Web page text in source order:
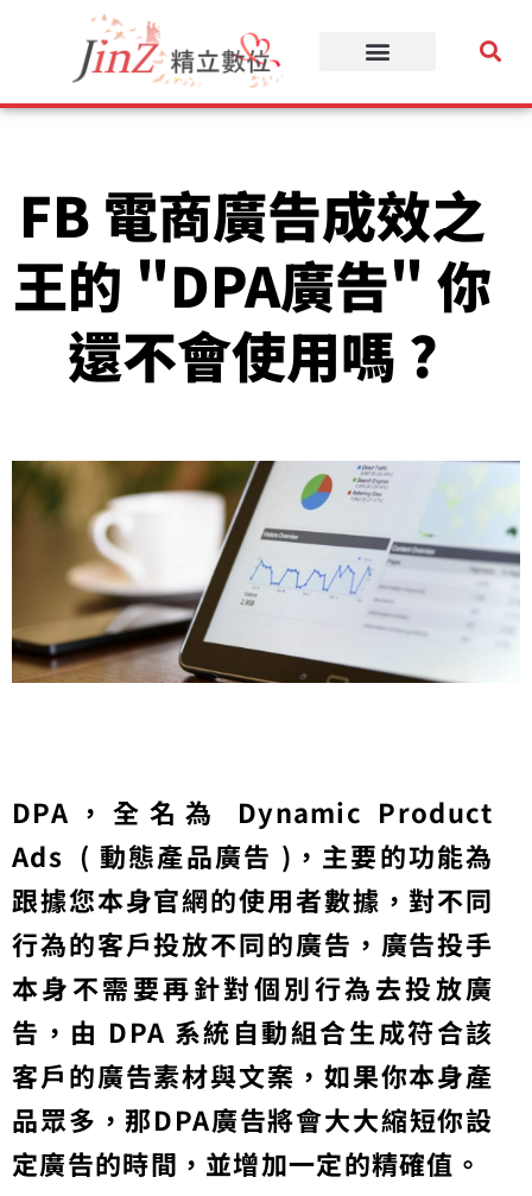
要
FB 電商廣告成效之
王的 "DPA廣告" 你
還不會使用嗎 ?
DPA，全名為 Dynamic Product
Ads ( 動態產品廣告 )，主要的功能為
跟據您本身官網的使用者數據，對不同
行為的客戶投放不同的廣告，廣告投手
本身不需要再針對個別行為去投放廣
告，由 DPA 系統自動組合生成符合該
客戶的廣告素材與文案，如果你本身產
品眾多，那DPA廣告將會大大縮短你設
定廣告的時間，並增加一定的精確值。